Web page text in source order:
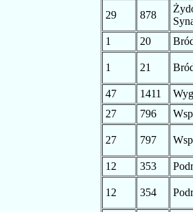
29 878
1
20
1 21
47 1411
27
796
27 797
12 353
12 354